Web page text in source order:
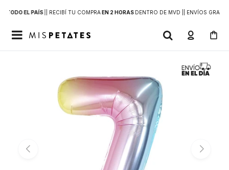
TODO EL PAÍS | RECIBÍ TU COMPRAEN 2 HORAS DENTRO DE MVD | | ENVÍOS GRATIS
